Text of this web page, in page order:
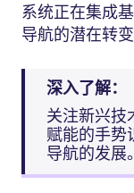
系统正在集成
导航的潜在转变
深入了解：
关注新兴技
赋能的手势
导航的发展。